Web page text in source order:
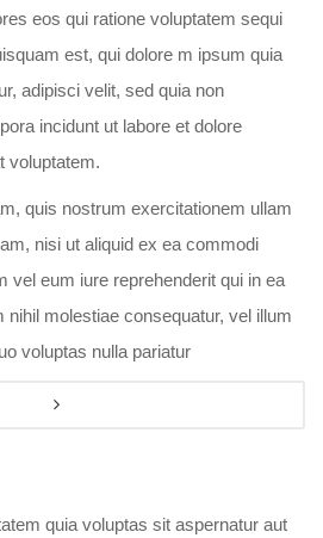
eos qui ratione voluptatem sequi
est, qui dolore m ipsum quia
adipisci velit, sed quia non
incidunt ut labore et dolore
voluptatem.
quis nostrum exercitationem ullam
nisi ut aliquid ex ea commodi
vel eum iure reprehenderit qui in ea
molestiae consequatur, vel illum
voluptas nulla pariatur
quia voluptas sit aspernatur aut